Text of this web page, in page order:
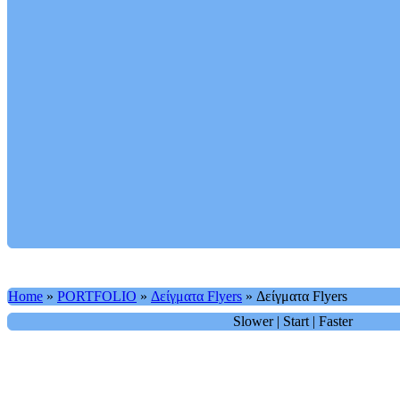
Home » PORTFOLIO » Δείγματα Flyers » Δείγματα Flyers
Slower| Start | Faster